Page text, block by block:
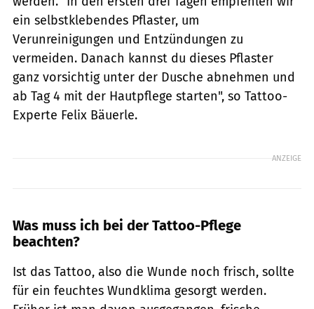
ein selbstklebendes Pflaster, um
Verunreinigungen und Entzündungen zu
vermeiden. Danach kannst du dieses Pflaster
ganz vorsichtig unter der Dusche abnehmen und
ab Tag 4 mit der Hautpflege starten", so Tattoo-
Experte Felix Bäuerle.
ANZEIGE
Was muss ich bei der Tattoo-Pflege
beachten?
Ist das Tattoo, also die Wunde noch frisch, sollte
für ein feuchtes Wundklima gesorgt werden.